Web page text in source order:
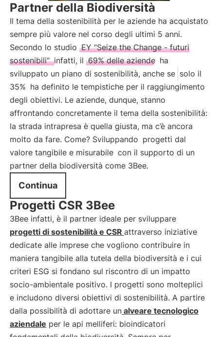
Partner della Biodiversità
Il tema della sostenibilità per le aziende ha acquistato
sempre più valore nel corso degli ultimi 5 anni.
Secondo lo studio EY “Seize the Change - futuri
sostenibili” infatti, il 69% delle aziende ha
sviluppato un piano di sostenibilità, anche se solo il
35% ha definito le tempistiche per il raggiungimento
degli obiettivi. Le aziende, dunque, stanno
affrontando concretamente il tema della sostenibilità:
la strada intrapresa è quella giusta, ma c’è ancora
molto da fare. Come? Sviluppando progetti dal
valore tangibile e misurabile con il supporto di un
partner della biodiversità come 3Bee.
Continua
Progetti CSR 3Bee
3Bee infatti, è il partner ideale per sviluppare
progetti di sostenibilità e CSR attraverso iniziative
dedicate alle imprese che vogliono contribuire in
maniera tangibile alla tutela della biodiversità e i cui
criteri ESG si fondano sul riscontro di un impatto
socio-ambientale positivo. I progetti sono molteplici
e includono diversi obiettivi di sostenibilità. A partire
dalla possibilità di adottare un alveare tecnologico
aziendale per le api melliferi: bioindicatori